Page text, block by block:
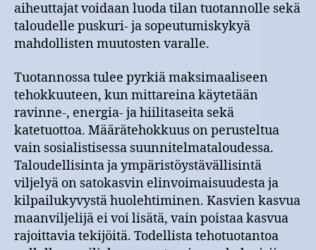
aiheuttajat voidaan luoda tilan tuotannolle sekä
taloudelle puskuri- ja sopeutumiskykyä
mahdollisten muutosten varalle.
Tuotannossa tulee pyrkiä maksimaaliseen
tehokkuuteen, kun mittareina käytetään
ravinne-, energia- ja hiilitaseita sekä
katetuottoa. Määrätehokkuus on perusteltua
vain sosialistisessa suunnitelmataloudessa.
Taloudellisinta ja ympäristöystävällisintä
viljelyä on satokasvin elinvoimaisuudesta ja
kilpailukyvystä huolehtiminen. Kasvien kasvua
maanviljelijä ei voi lisätä, vain poistaa kasvua
rajoittavia tekijöitä. Todellista tehotuotantoa